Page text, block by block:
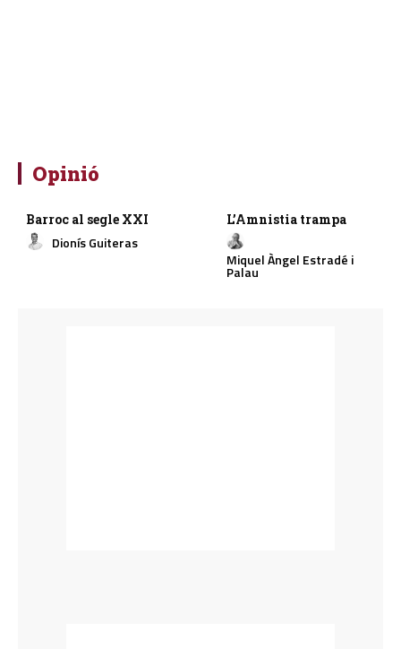
Opinió
Barroc al segle XXI
Dionís Guiteras
L’Amnistia trampa
Miquel Àngel Estradé i
Palau